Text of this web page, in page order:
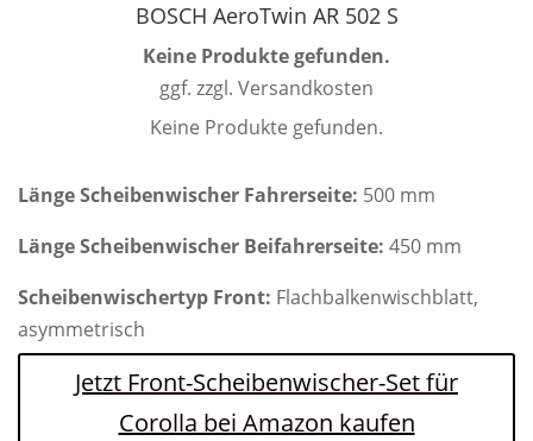
BOSCH AeroTwin AR 502 S
Keine Produkte gefunden.
ggf. zzgl. Versandkosten
Keine Produkte gefunden.
Länge Scheibenwischer Fahrerseite: 500 mm
Länge Scheibenwischer Beifahrerseite: 450 mm
Scheibenwischertyp Front: Flachbalkenwischblatt,
asymmetrisch
Jetzt Front-Scheibenwischer-Set für
Corolla bei Amazon kaufen